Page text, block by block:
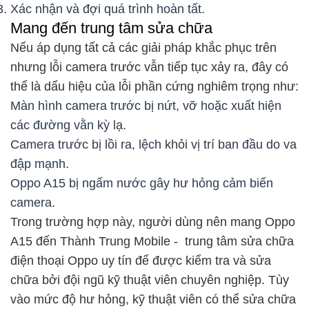
Xác nhận và đợi quá trình hoàn tất.
Mang đến trung tâm sửa chữa
Nếu áp dụng tất cả các giải pháp khắc phục trên
nhưng lỗi camera trước vẫn tiếp tục xảy ra, đây có
thể là dấu hiệu của lỗi phần cứng nghiêm trọng như:
Màn hình camera trước bị nứt, vỡ hoặc xuất hiện
các đường vằn kỳ lạ.
Camera trước bị lồi ra, lệch khỏi vị trí ban đầu do va
đập mạnh.
Oppo A15 bị ngấm nước gây hư hỏng cảm biến
camera.
Trong trường hợp này, người dùng nên mang Oppo
A15 đến Thành Trung Mobile - trung tâm sửa chữa
điện thoại Oppo uy tín để được kiểm tra và sửa
chữa bởi đội ngũ kỹ thuật viên chuyên nghiệp. Tùy
vào mức độ hư hỏng, kỹ thuật viên có thể sửa chữa